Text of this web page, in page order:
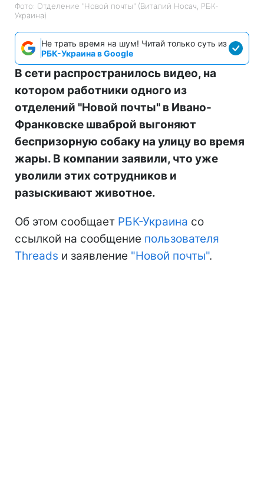
Фото: Отделение "Новой почты" (Виталий Носач, РБК-
Украина)
Не трать время на шум! Читай только суть из
РБК-Украина в Google
В сети распространилось видео, на
котором работники одного из
отделений "Новой почты" в Ивано-
Франковске шваброй выгоняют
беспризорную собаку на улицу во время
жары. В компании заявили, что уже
уволили этих сотрудников и
разыскивают животное.
Об этом сообщает РБК-Украина со
ссылкой на сообщение пользователя
Threads и заявление "Новой почты".